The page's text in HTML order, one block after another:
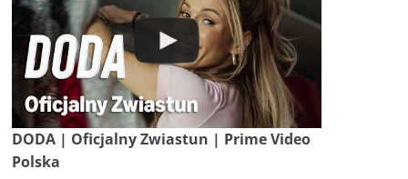
DODA | Oficjalny Zwiastun | Prime Video
Polska